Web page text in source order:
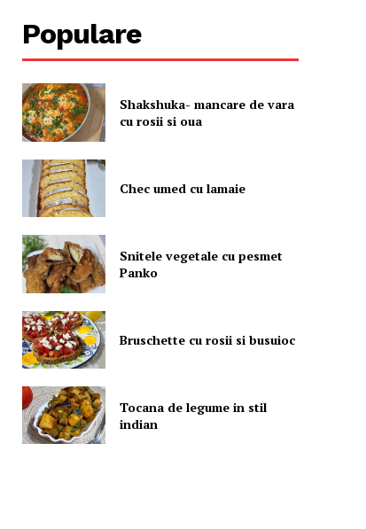
Populare
Shakshuka- mancare de vara
cu rosii si oua
Chec umed cu lamaie
Snitele vegetale cu pesmet
Panko
Bruschette cu rosii si busuioc
Tocana de legume in stil
indian